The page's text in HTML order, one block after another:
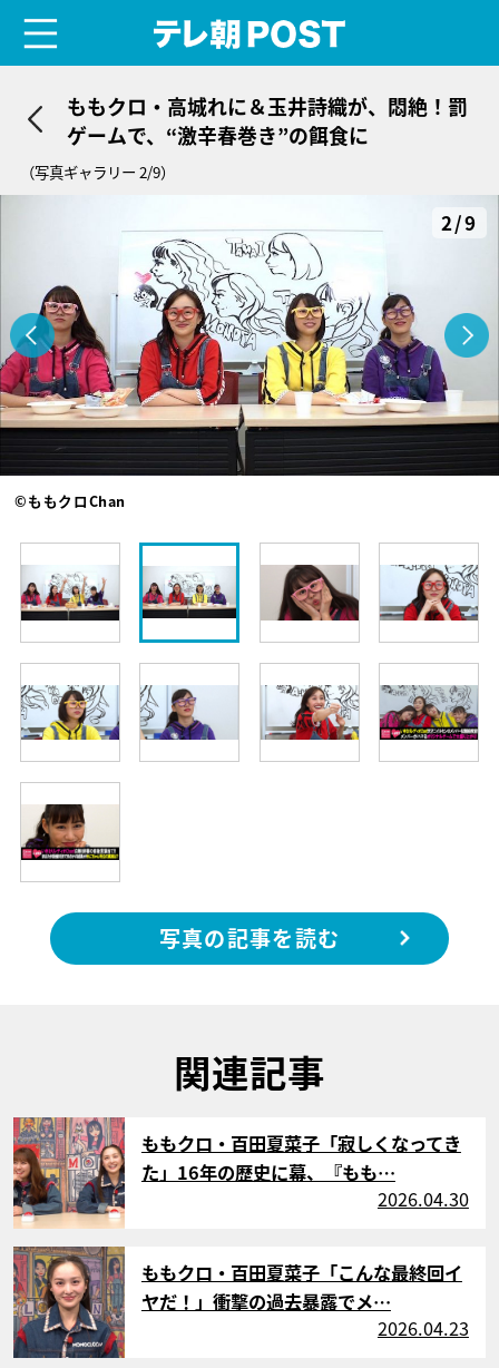
ももクロ・高城れに＆玉井詩織が、悶絶！罰
ゲームで、“激辛春巻き”の餌食に
（写真ギャラリー 2/9）
2/9
©ももクロChan
写真の記事を読む
関連記事
サムネイル
ももクロ・百田夏菜子「寂しくなってき
た」16年の歴史に幕、『もも…
2026.04.30
サムネイル
ももクロ・百田夏菜子「こんな最終回イ
ヤだ！」衝撃の過去暴露でメ…
2026.04.23